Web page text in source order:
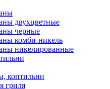
двухцветные
черные
комби-никель
никелированные
коптильни
гриля